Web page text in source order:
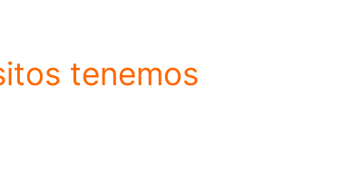
tenemos